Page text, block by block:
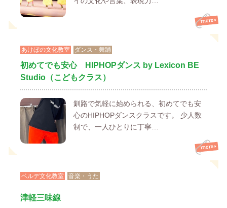
あけぼの文化教室 ダンス・舞踊
初めてでも安心 HIPHOPダンス by Lexicon BE
Studio（こどもクラス）
釧路で気軽に始められる、初めてでも安
心のHIPHOPダンスクラスです。 少人数
制で、一人ひとりに丁寧…
ベルデ文化教室 音楽・うた
津軽三味線